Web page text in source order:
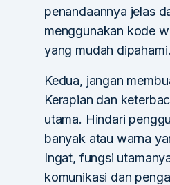
penandaannya jelas
menggunakan kode
yang mudah dipahami.
Kedua, jangan
Kerapian dan
utama. Hindari
banyak atau warna
Ingat, fungsi
komunikasi dan